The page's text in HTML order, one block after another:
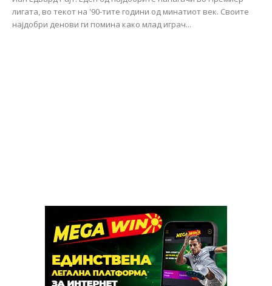
лигата, во текот на '90-тите години од минатиот век. Своите
најдобри денови ги помина како млад играч...